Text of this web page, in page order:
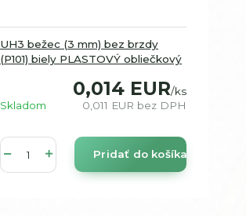
UH3 bežec (3 mm) bez brzdy
(P101) biely PLASTOVÝ obliečkový
0,014 EUR/ks
0,011 EUR bez DPH
Skladom
Pridať do košíka